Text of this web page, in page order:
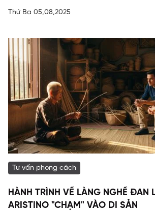
Thứ Ba 05,08,2025
Tư vấn phong cách
HÀNH TRÌNH VỀ LÀNG NGHỀ ĐAN
ARISTINO "CHẠM" VÀO DI SẢN